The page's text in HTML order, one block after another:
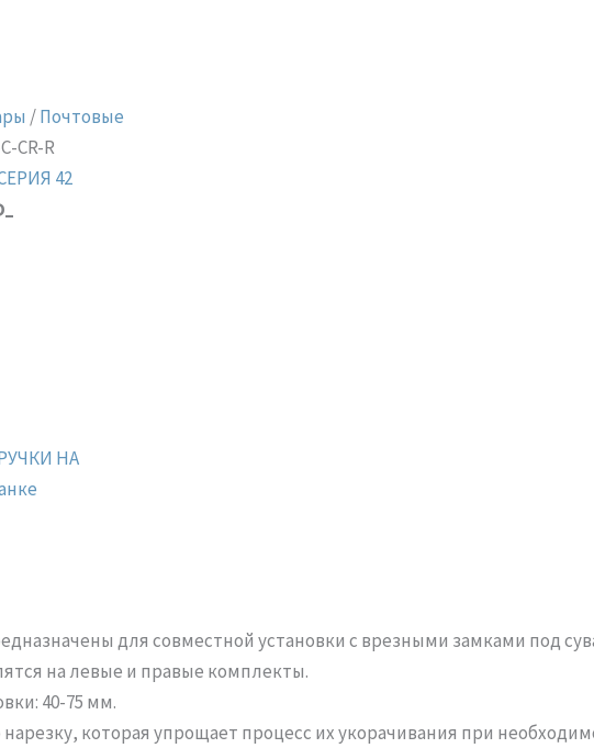
/Почтовые
CR-R
42
НА
для совместной установки с врезными замками под
на левые и правые комплекты.
40-75 мм.
которая упрощает процесс их укорачивания при